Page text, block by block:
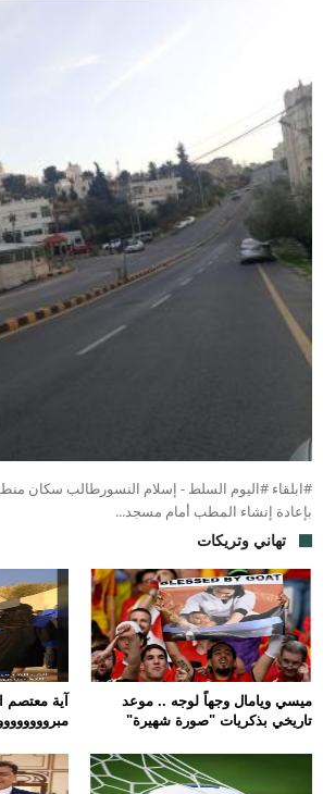
#ابلقاء #اليوم السلط - إسلام النسورطالب سكان
بإعادة إنشاء المطب أمام مسجد...
تهاني وتريكات
آية
ميسي ويامال وجهاً لوجه .. موعد
تاريخي بذكريات "صورة شهيرة"